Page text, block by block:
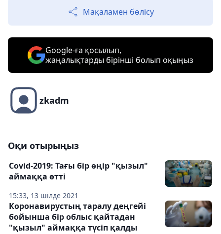
Мақаламен бөлісу
Google-ға қосылып,
жаңалықтарды бірінші болып оқыңыз
zkadm
Оқи отырыңыз
15:33, 13 шілде 2021
Covid-2019: Тағы бір өңір "қызыл"
аймаққа өтті
Коронавирустың таралу деңгейі
бойынша бір облыс қайтадан
"қызыл" аймаққа түсіп қалды